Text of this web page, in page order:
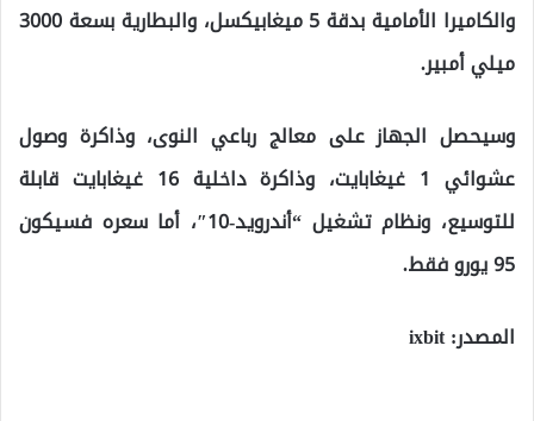
والكاميرا الأمامية بدقة 5 ميغابيكسل، والبطارية بسعة 3000
ميلي أمبير.
وسيحصل الجهاز على معالج رباعي النوى، وذاكرة وصول
عشوائي 1 غيغابايت، وذاكرة داخلية 16 غيغابايت قابلة
للتوسيع، ونظام تشغيل “أندرويد-10″، أما سعره فسيكون
95 يورو فقط.
المصدر: ixbit